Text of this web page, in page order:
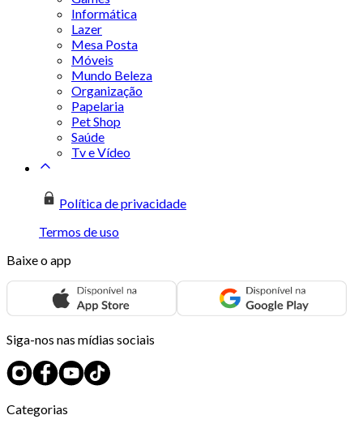
Informática
Lazer
Mesa Posta
Móveis
Mundo Beleza
Organização
Papelaria
Pet Shop
Saúde
Tv e Vídeo
Política de privacidade
Termos de uso
Baixe o app
Siga-nos nas mídias sociais
Categorias